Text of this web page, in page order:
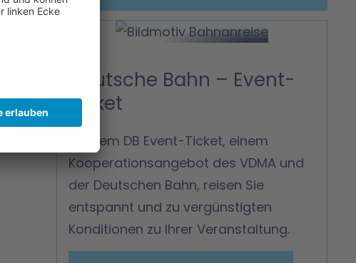
Deutsche Bahn – Event-
Ticket
Mit dem DB Event-Ticket, einem
Kooperationsangebot des VDMA und
der Deutschen Bahn, reisen Sie
entspannt und zu vergünstigten
Konditionen zu Ihrer Veranstaltung.